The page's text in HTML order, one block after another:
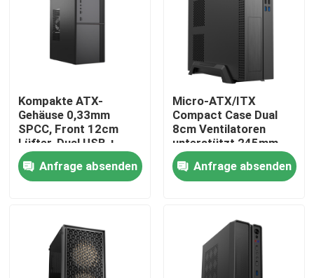
Produkte
Kompakte ATX-
Gehäuse 0,33mm
SPCC, Front 12cm
Lüfter, Dual USB +
Audio, M-ATX
Unterstützung, 260 *
160 * 350mm
Anfrage absenden
Micro-ATX/ITX
Compact Case Dual
8cm Ventilatoren
unterstützt 245mm
GPU
Anfrage absenden